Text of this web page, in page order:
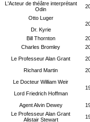
L'Acteur de théâtre interprétant
Odin
Otto Luger
Dr. Kyrie
Bill Thornton
Charles Bromley
Le Professeur Alan Grant
Richard Martin
Le Docteur William Weir
Lord Friedrich Hoffman
Agent Alvin Dewey
Le Professeur Alan Grant
Alistair Stewart